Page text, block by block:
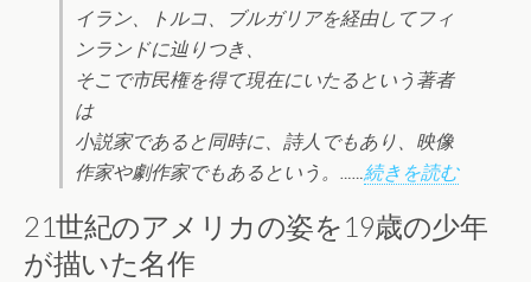
イラン、トルコ、ブルガリアを経由してフィ
ンランドに辿りつき、
そこで市民権を得て現在にいたるという著者
は
小説家であると同時に、詩人でもあり、映像
作家や劇作家でもあるという。……続きを読む
21世紀のアメリカの姿を19歳の少年
が描いた名作